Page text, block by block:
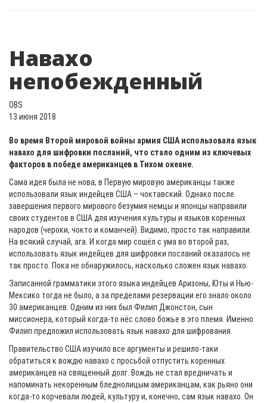
Навахо
непобежденный
OBS
13 июня 2018
Во время Второй мировой войны армия США использовала язык
навахо для шифровки посланий, что стало одним из ключевых
факторов в победе американцев в Тихом океане.
Сама идея была не нова, в Первую мировую американцы также
использовали язык индейцев США – чоктавский. Однако после
завершения первого мирового безумия немцы и японцы направили
своих студентов в США для изучения культуры и языков коренных
народов (чероки, чокто и команчей). Видимо, просто так направили.
На всякий случай, ага. И когда мир сошёл с ума во второй раз,
использовать язык индейцев для шифровки посланий оказалось не
так просто. Пока не обнаружилось, насколько сложен язык навахо.
Записанной грамматики этого языка индейцев Аризоны, Юты и Нью-
Мексико тогда не было, а за пределами резервации его знало около
30 американцев. Одним из них был Филип Джонстон, сын
миссионера, который когда-то нёс слово божье в это племя. Именно
Филип предложил использовать язык навахо для шифрования.
Правительство США изучило все аргументы и решило-таки
обратиться к вождю навахо с просьбой отпустить коренных
американцев на священный долг. Вождь не стал вредничать и
напоминать некоренным бледнолицым американцам, как рьяно они
когда-то корчевали людей, культуру и, конечно, сам язык навахо. Он